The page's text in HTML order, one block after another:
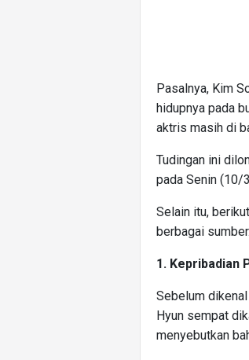
Pasalnya, Kim
hidupnya pada
aktris masih di
Tudingan ini
pada Senin (10/
Selain itu,
berbagai sumber.
1. Kepribadian
Sebelum
Hyun sempat
menyebutkan